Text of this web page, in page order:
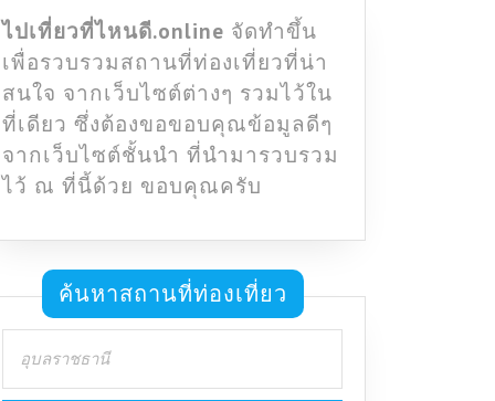
ไปเที่ยวที่ไหนดี.online จัดทำขึ้น
เพื่อรวบรวมสถานที่ท่องเที่ยวที่น่า
สนใจ จากเว็บไซต์ต่างๆ รวมไว้ใน
ที่เดียว ซึ่งต้องขอขอบคุณข้อมูลดีๆ
จากเว็บไซต์ชั้นนำ ที่นำมารวบรวม
ไว้ ณ ที่นี้ด้วย ขอบคุณครับ
ค้นหาสถานที่ท่องเที่ยว
for: